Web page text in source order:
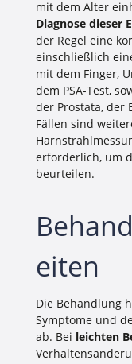
mit dem Alter
Diagnose dieser
der Regel eine
einschließlich
mit dem Finger,
dem PSA-Test,
der Prostata, der
Fällen sind
erforderlich, um
beurteilen.
eiten
Die Behandlung
Symptome und
ab. Bei leichten